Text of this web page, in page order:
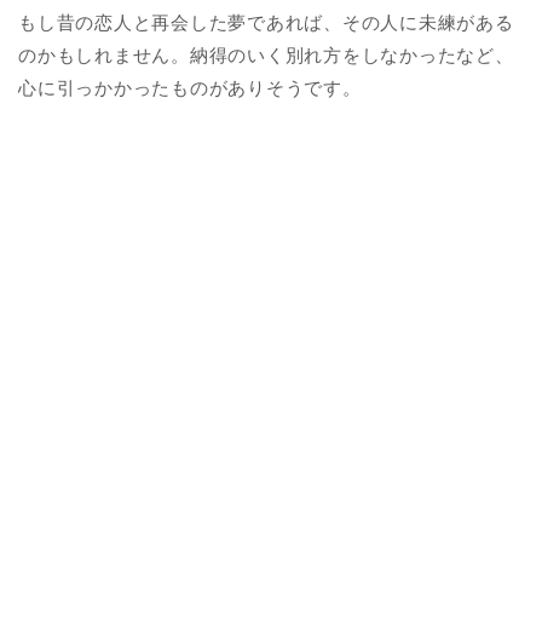
もし昔の恋人と再会した夢であれば、その人に未練がある
のかもしれません。納得のいく別れ方をしなかったなど、
心に引っかかったものがありそうです。